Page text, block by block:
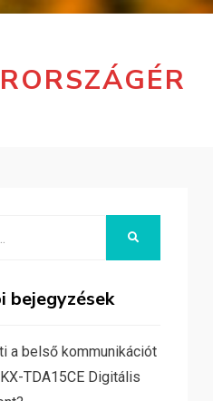
bejegyzések
a belső kommunikációt
TDA15CE Digitális